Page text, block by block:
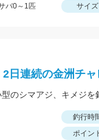
バ0～1匹 サイズ
日連続の金洲チャ
のシマアジ、キメジを
釣行時
ポイン